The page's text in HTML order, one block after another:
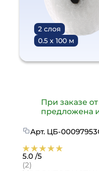
2 слоя
0.5 х 100 м
При заказе
предложена
Арт. ЦБ-00097953
5.0 /5
(2)